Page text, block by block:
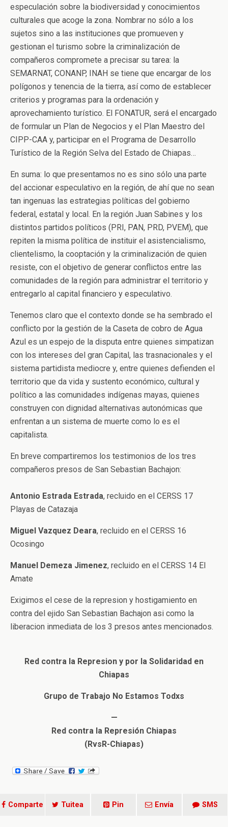
especulación sobre la biodiversidad y conocimientos
culturales que acoge la zona. Nombrar no sólo a los
sujetos sino a las instituciones que promueven y
gestionan el turismo sobre la criminalización de
compañeros compromete a precisar su tarea: la
SEMARNAT, CONANP, INAH se tiene que encargar de los
polígonos y tenencia de la tierra, así como de establecer
criterios y programas para la ordenación y
aprovechamiento turístico. El FONATUR, será el encargado
de formular un Plan de Negocios y el Plan Maestro del
CIPP-CAA y, participar en el Programa de Desarrollo
Turístico de la Región Selva del Estado de Chiapas…
En suma: lo que presentamos no es sino sólo una parte
del accionar especulativo en la región, de ahí que no sean
tan ingenuas las estrategias políticas del gobierno
federal, estatal y local. En la región Juan Sabines y los
distintos partidos políticos (PRI, PAN, PRD, PVEM), que
repiten la misma política de instituir el asistencialismo,
clientelismo, la cooptación y la criminalización de quien
resiste, con el objetivo de generar conflictos entre las
comunidades de la región para administrar el territorio y
entregarlo al capital financiero y especulativo.
Tenemos claro que el contexto donde se ha sembrado el
conflicto por la gestión de la Caseta de cobro de Agua
Azul es un espejo de la disputa entre quienes simpatizan
con los intereses del gran Capital, las trasnacionales y el
sistema partidista mediocre y, entre quienes defienden el
territorio que da vida y sustento económico, cultural y
político a las comunidades indígenas mayas, quienes
construyen con dignidad alternativas autonómicas que
enfrentan a un sistema de muerte como lo es el
capitalista.
En breve compartiremos los testimonios de los tres
compañeros presos de San Sebastian Bachajon:
Antonio Estrada Estrada, recluido en el CERSS 17
Playas de Catazaja
Miguel Vazquez Deara, recluido en el CERSS 16
Ocosingo
Manuel Demeza Jimenez, recluido en el CERSS 14 El
Amate
Exigimos el cese de la represion y hostigamiento en
contra del ejido San Sebastian Bachajon asi como la
liberacion inmediata de los 3 presos antes mencionados.
Red contra la Represion y por la Solidaridad en
Chiapas
Grupo de Trabajo No Estamos Todxs
—
Red contra la Represión Chiapas
(RvsR-Chiapas)
Comparte Tuitea Pin Envía SMS